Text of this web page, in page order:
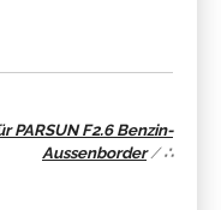
PARSUN F2.6 Benzin-
Aussenborder/∴